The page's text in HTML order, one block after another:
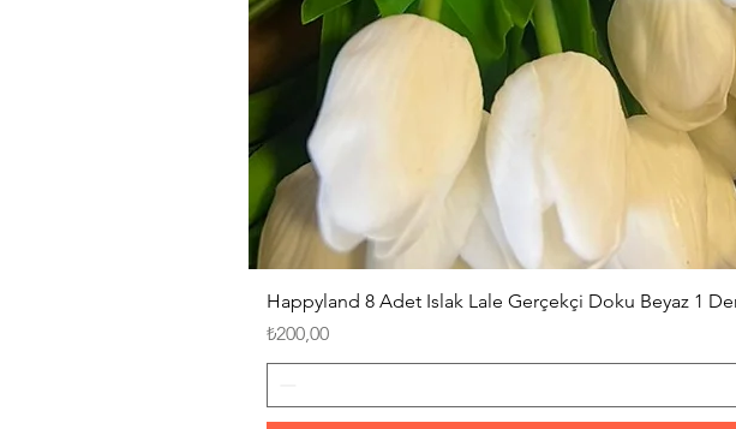
Happyland 8 Adet Islak Lale Gerçekçi Doku Beyaz 1
Fiyat
₺200,00